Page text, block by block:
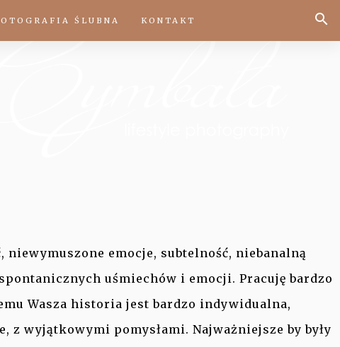
ŚLUBNA KONTAKT
emocje, subtelność, niebanalną
uśmiechów i emocji. Pracuję bardzo
Wasza historia jest bardzo indywidualna,
wyjątkowymi pomysłami. Najważniejsze by były